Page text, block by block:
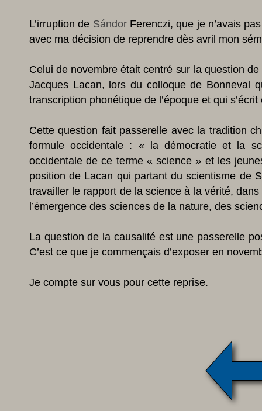
L’irruption de SándorFerenczi, que je n’avais
avec ma décision de reprendre dès avril mon
Celui de novembre était centré sur la question
Jacques Lacan, lors du colloque de Bonneval
transcription phonétique de l’époque et qui
Cette question fait passerelle avec la tradition
formule occidentale : « la démocratie et la
occidentale de ce terme « science » et les
position de Lacan qui partant du scientisme de
travailler le rapport de la science à la vérité,
l’émergence des sciences de la nature, des
La question de la causalité est une passerelle
C’est ce que je commençais d’exposer en
Je compte sur vous pour cette reprise.